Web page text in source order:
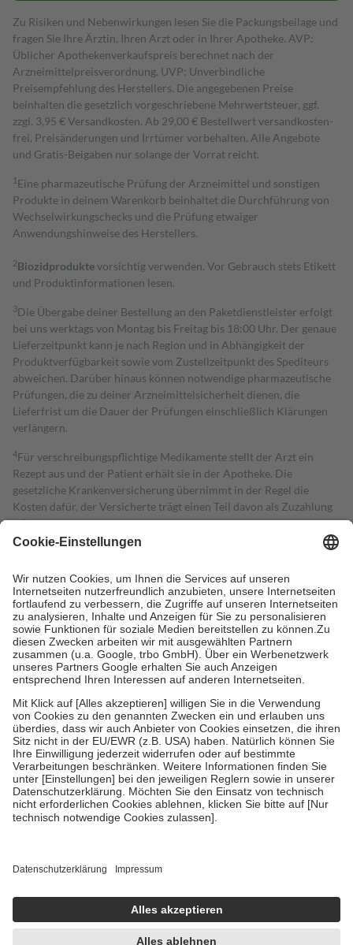
Zu Risiken und Nebenwirkungen lesen Sie die Packungsbeilage und
fragen Sie Ihre Ärztin, Ihren Arzt oder in Ihrer Apotheke. AVP:
Üblicher Apothekenverkaufspreis berechnet nach der
Arzneimittelpreisverordnung. UVP: Unverbindliche
Preisempfehlung des Herstellers. Die angegebenen Preise
beinhalten die gesetzlich vorgeschriebene Mehrwertsteuer, ggf.
zzgl. 3,95 € Versandkosten. Ab 29,00 € Bestell­wert versand­kosten­
frei. Preisänderungen und Irrtümer vorbehalten. Alle Angebote
und Gratis-Beigaben nur solange der Vorrat reicht.
1 Eine pharmazeutische Prüfung der Arzneimittel und sonstigen
Produkte in deinem Warenkorb beinhaltet die Durchführung von
Wechselwirkungschecks und die Prüfung etwaiger
Anwendungshinweise des Herstellers.
2Biozidproduktevorsichtig verwenden. Vor Gebrauch stets Etikett
und Produktinformationen lesen.
3Die Übergabe deiner Bestellung an den Paketdienstleister erfolgt
bei uns werktags von Montag bis Freitag bis 18:00 Uhr. Der genaue
Lieferzeitpunkt kann je nach Region und in Abhängigkeit der
Produktverfügbarkeit sowie vom Zustellzeitpunkt des Spediteurs
abweichen. Darüber hinaus können notwendige pharmazeutische
Prüfungen, die zu deiner Arzneimittelsicherheit dienen, die
Lieferfrist um die Dauer der Prüfungen einschließlich Klärungen
verlängern.
4Für verschreibungspflichtige Medikamente stellt der Arzt ein
Rezept aus und der Patient erhält sie in der Apotheke. Die
gesetzliche Krankenversicherung übernimmt in der Regel die
Kosten dafür, der Versicherte trägt einen Teil davon als Zuzahlung
mit.
Grundsätzlich leisten Mitglieder Zuzahlungen in Höhe von zehn
höchstens zehn Euro.
Es sind jedoch nie mehr als die tatsächlichen
Kosten der Leistung zu entrichten.
Diese Regeln gelten grundsätzlich auch für Online-Apotheken.
Bei Heilmitteln und häuslicher Krankenpflege beträgt die
Zuzahlung zehn Prozent der Kosten sowie zehn Euro je
Verordnung.
Um das Engagement der Versicherten für ihre eigene Gesundheit zu
stärken und die besondere Stellung der Familie zu unterstützen,
fallenkeine Zuzahlungenan bei:
• Kindern und Jugendlichen bis zum vollendeten 18. Lebensjahr
mit Ausnahme der Fahrkosten
• Untersuchungen zur Vorsorge und Früherkennung, die von der
GKV getragen werden
• empfohlenen Schutzimpfungen
• Harn- und Blutteststreifen
getroffen, um sicherzustellen, dass es sich um echte Bewertungen
https://help.etrusted.com/hc/de/articles/4419944605341
Einige Bilder und Inhalte wurden unter Zuhilfenahme künstlicher